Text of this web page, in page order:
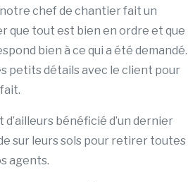
chef de chantier fait un
que tout est bien en ordre et que
bien à ce qui a été demandé.
petits détails avec le client pour
d’ailleurs bénéficié d’un dernier
sur leurs sols pour retirer toutes
agents.